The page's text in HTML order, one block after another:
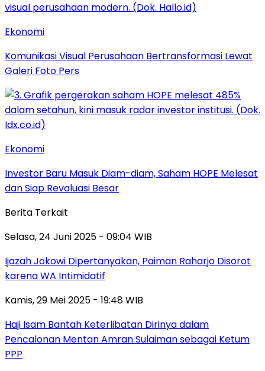
Ekonomi
Komunikasi Visual Perusahaan Bertransformasi Lewat
Galeri Foto Pers
Ekonomi
Investor Baru Masuk Diam-diam, Saham HOPE Melesat
dan Siap Revaluasi Besar
Berita Terkait
Selasa, 24 Juni 2025 - 09:04 WIB
Ijazah Jokowi Dipertanyakan, Paiman Raharjo Disorot
karena WA Intimidatif
Kamis, 29 Mei 2025 - 19:48 WIB
Haji Isam Bantah Keterlibatan Dirinya dalam
Pencalonan Mentan Amran Sulaiman sebagai Ketum
PPP